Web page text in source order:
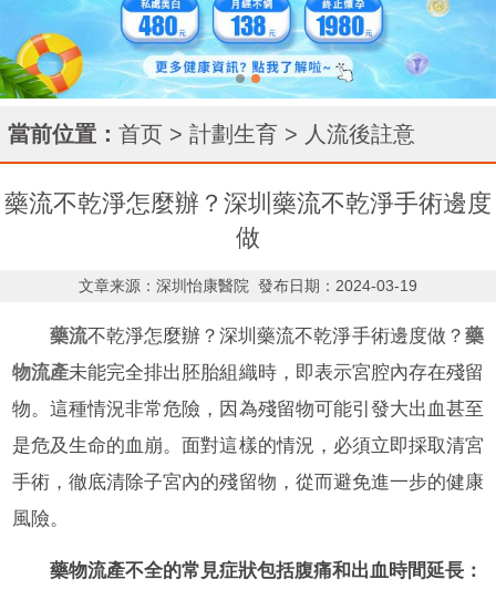
當前位置： 首页 > 計劃生育 > 人流後註意
藥流不乾淨怎麼辦？深圳藥流不乾淨手術邊度
做
文章来源：深圳怡康醫院 發布日期：2024-03-19
藥流不乾淨怎麼辦？深圳藥流不乾淨手術邊度做？ 藥
物流產未能完全排出胚胎組織時，即表示宮腔內存在殘留
物。這種情況非常危險，因為殘留物可能引發大出血甚至
是危及生命的血崩。面對這樣的情況，必須立即採取清宮
手術，徹底清除子宮內的殘留物，從而避免進一步的健康
風險。
藥物流產不全的常見症狀包括腹痛和出血時間延長：